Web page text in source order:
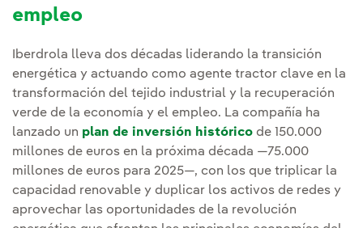
empleo
Iberdrola lleva dos décadas liderando la transición
energética y actuando como agente tractor clave en la
transformación del tejido industrial y la recuperación
verde de la economía y el empleo. La compañía ha
lanzado un plan de inversión histórico de 150.000
millones de euros en la próxima década —75.000
millones de euros para 2025—, con los que triplicar la
capacidad renovable y duplicar los activos de redes y
aprovechar las oportunidades de la revolución